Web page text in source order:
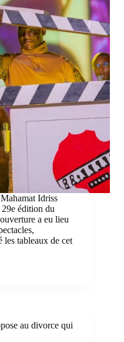
Idriss
édition du
a eu lieu
les tableaux de cet
au divorce qui